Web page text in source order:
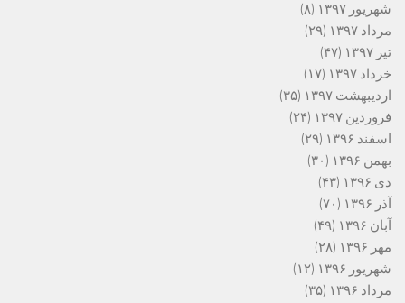
شهریور ۱۳۹۷
(۸)
مرداد ۱۳۹۷
(۲۹)
تیر ۱۳۹۷
(۴۷)
خرداد ۱۳۹۷
(۱۷)
اردیبهشت ۱۳۹۷
(۳۵)
فروردین ۱۳۹۷
(۲۴)
اسفند ۱۳۹۶
(۲۹)
بهمن ۱۳۹۶
(۳۰)
دی ۱۳۹۶
(۴۳)
آذر ۱۳۹۶
(۷۰)
آبان ۱۳۹۶
(۴۹)
مهر ۱۳۹۶
(۲۸)
شهریور ۱۳۹۶
(۱۲)
مرداد ۱۳۹۶
(۳۵)